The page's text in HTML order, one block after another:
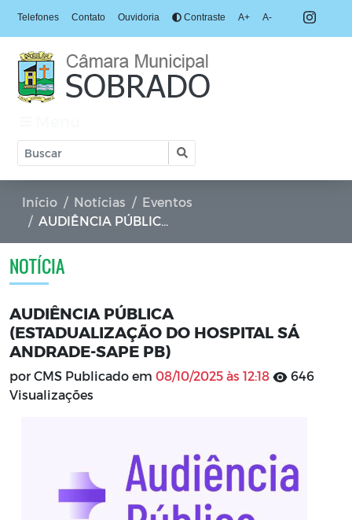
Telefones Contato Ouvidoria Contraste A+ A-
Início Notícias
Eventos
AUDIÊNCIA PÚBLICA (ESTADUALIZAÇÃO DO HOSPITAL SÁ ANDRADE-SAPE PB)
NOTÍCIA
AUDIÊNCIA PÚBLICA
(ESTADUALIZAÇÃO DO HOSPITAL SÁ
ANDRADE-SAPE PB)
por CMS Publicado em 08/10/2025 às 12:18
646
Visualizações